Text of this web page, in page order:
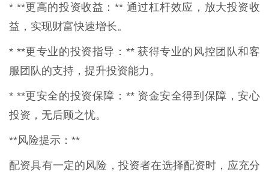
* **更高的投资收益：** 通过杠杆效应，放大投资收
益，实现财富快速增长。
* **更专业的投资指导：** 获得专业的风控团队和客
服团队的支持，提升投资能力。
* **更安全的投资保障：** 资金安全得到保障，安心
投资，无后顾之忧。
**风险提示：**
配资具有一定的风险，投资者在选择配资时，应充分